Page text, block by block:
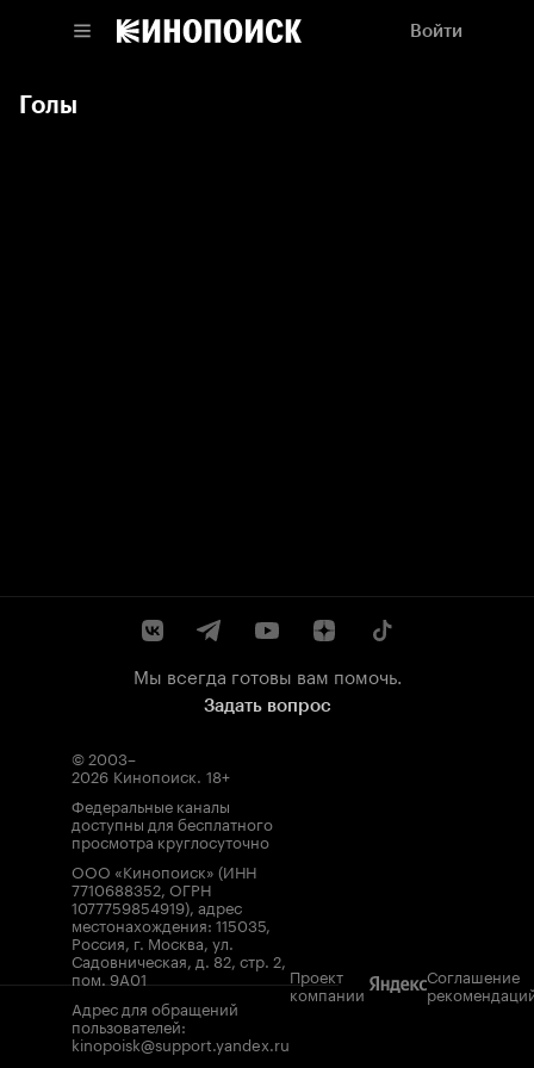
Войти
Голы
Мы всегда готовы вам помочь.
Задать вопрос
© 2003–
2026 Кинопоиск. 18+
Федеральные каналы
доступны для бесплатного
просмотра круглосуточно
ООО «Кинопоиск» (ИНН
7710688352, ОГРН
1077759854919), адрес
местонахождения: 115035,
Россия, г. Москва, ул.
Садовническая, д. 82, стр. 2,
пом. 9А01
Адрес для обращений
пользователей:
kinopoisk@support.yandex.ru
Проект
компании
Соглашение